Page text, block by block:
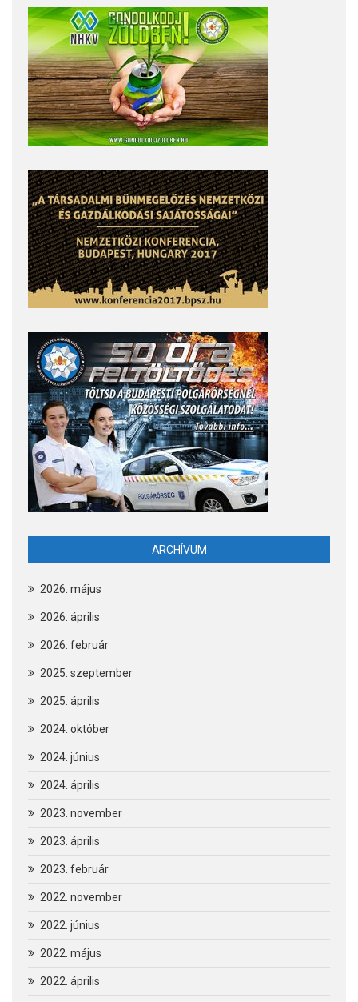
ARCHÍVUM
2026. május
2026. április
2026. február
2025. szeptember
2025. április
2024. október
2024. június
2024. április
2023. november
2023. április
2023. február
2022. november
2022. június
2022. május
2022. április